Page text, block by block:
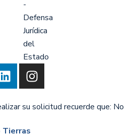
su solicitud recuerde que: No
Tierras